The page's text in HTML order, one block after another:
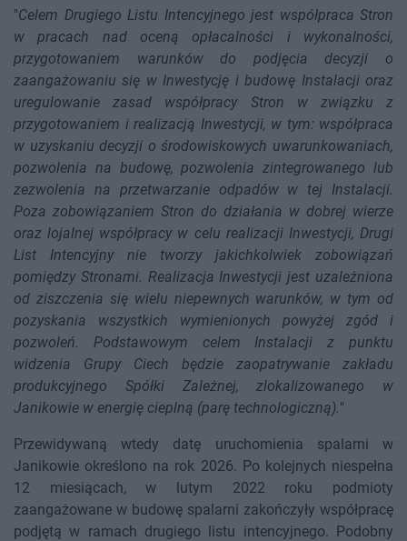
"Celem Drugiego Listu Intencyjnego jest współpraca Stron
w pracach nad oceną opłacalności i wykonalności,
przygotowaniem warunków do podjęcia decyzji o
zaangażowaniu się w Inwestycję i budowę Instalacji oraz
uregulowanie zasad współpracy Stron w związku z
przygotowaniem i realizacją Inwestycji, w tym: współpraca
w uzyskaniu decyzji o środowiskowych uwarunkowaniach,
pozwolenia na budowę, pozwolenia zintegrowanego lub
zezwolenia na przetwarzanie odpadów w tej Instalacji.
Poza zobowiązaniem Stron do działania w dobrej wierze
oraz lojalnej współpracy w celu realizacji Inwestycji, Drugi
List Intencyjny nie tworzy jakichkolwiek zobowiązań
pomiędzy Stronami. Realizacja Inwestycji jest uzależniona
od ziszczenia się wielu niepewnych warunków, w tym od
pozyskania wszystkich wymienionych powyżej zgód i
pozwoleń. Podstawowym celem Instalacji z punktu
widzenia Grupy Ciech będzie zaopatrywanie zakładu
produkcyjnego Spółki Zależnej, zlokalizowanego w
Janikowie w energię cieplną (parę technologiczną)."
Przewidywaną wtedy datę uruchomienia spalarni w
Janikowie określono na rok 2026. Po kolejnych niespełna
12 miesiącach, w lutym 2022 roku podmioty
zaangażowane w budowę spalarni zakończyły współpracę
podjętą w ramach drugiego listu intencyjnego. Podobny